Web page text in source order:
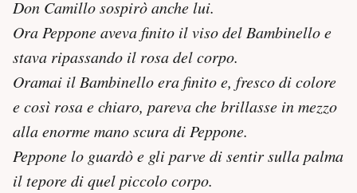
Don Camillo sospirò anche lui.
Ora Peppone aveva finito il viso del Bambinello e
stava ripassando il rosa del corpo.
Oramai il Bambinello era finito e, fresco di colore
e così rosa e chiaro, pareva che brillasse in mezzo
alla enorme mano scura di Peppone.
Peppone lo guardò e gli parve di sentir sulla palma
il tepore di quel piccolo corpo.